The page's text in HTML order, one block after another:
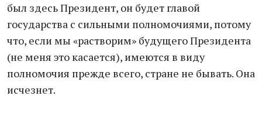
был здесь Президент, он будет главой
государства с сильными полномочиями, потому
что, если мы «растворим» будущего Президента
(не меня это касается), имеются в виду
полномочия прежде всего, стране не бывать. Она
исчезнет.